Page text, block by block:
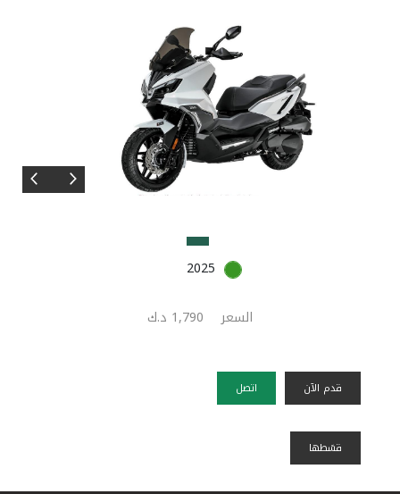
ماليزيا
2025
السعر
قدم الآن اتصل
قسًطها